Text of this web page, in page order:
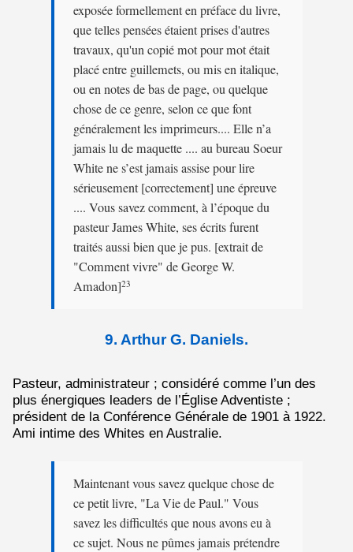
exposée formellement en préface du livre,
que telles pensées étaient prises d'autres
travaux, qu'un copié mot pour mot était
placé entre guillemets, ou mis en italique,
ou en notes de bas de page, ou quelque
chose de ce genre, selon ce que font
généralement les imprimeurs.... Elle n’a
jamais lu de maquette .... au bureau Soeur
White ne s’est jamais assise pour lire
sérieusement [correctement] une épreuve
.... Vous savez comment, à l’époque du
pasteur James White, ses écrits furent
traités aussi bien que je pus. [extrait de
"Comment vivre" de George W.
Amadon]23
9. Arthur G. Daniels.
Pasteur, administrateur ; considéré comme l’un des
plus énergiques leaders de l’Église Adventiste ;
président de la Conférence Générale de 1901 ­à 1922.
Ami intime des Whites en Australie.
Maintenant vous savez quelque chose de
ce petit livre, "La Vie de Paul." Vous
savez les difficultés que nous avons eu à
ce sujet. Nous ne pûmes jamais prétendre